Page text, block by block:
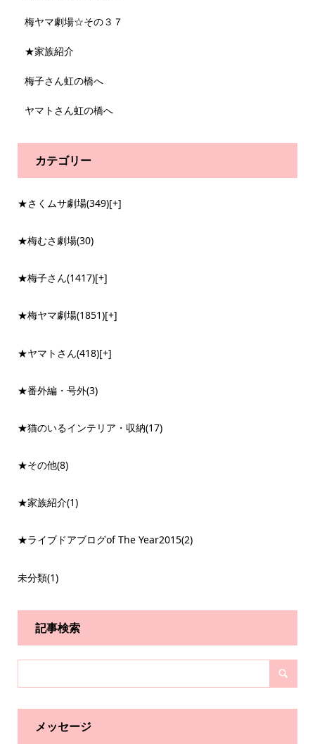
梅ヤマ劇場☆その３７
★家族紹介
梅子さん虹の橋へ
ヤマトさん虹の橋へ
カテゴリー
★さくムサ劇場(349)[+]
★梅むさ劇場(30)
★梅子さん(1417)[+]
★梅ヤマ劇場(1851)[+]
★ヤマトさん(418)[+]
★番外編・号外(3)
★猫のいるインテリア・収納(17)
★その他(8)
★家族紹介(1)
★ライブドアブログof The Year2015(2)
未分類(1)
記事検索
メッセージ